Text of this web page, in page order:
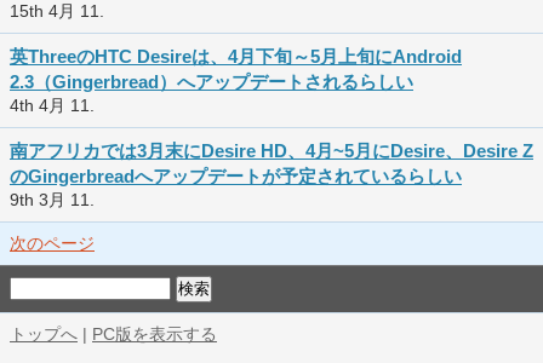
15th 4月 11.
英ThreeのHTC Desireは、4月下旬～5月上旬にAndroid
2.3（Gingerbread）へアップデートされるらしい
4th 4月 11.
南アフリカでは3月末にDesire HD、4月~5月にDesire、Desire Z
のGingerbreadへアップデートが予定されているらしい
9th 3月 11.
次のページ
トップへ | PC版を表示する